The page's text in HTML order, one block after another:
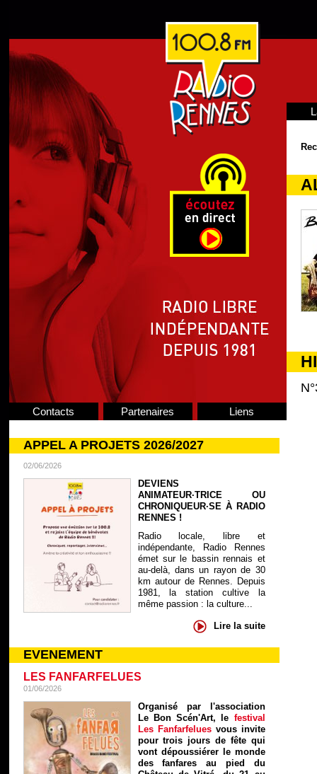
Contacts Partenaires Liens
APPEL A PROJETS 2026/2027
02/06/2026
DEVIENS
ANIMATEUR·TRICE OU
CHRONIQUEUR·SE À RADIO
RENNES !
Radio locale, libre et
indépendante, Radio Rennes
émet sur le bassin rennais et
au-delà, dans un rayon de 30
km autour de Rennes. Depuis
1981, la station cultive la
même passion : la culture...
Lire la suite
EVENEMENT
LES FANFARFELUES
01/06/2026
Organisé par l'association
Le Bon Scén'Art, le festival
Les Fanfarfelues vous invite
pour trois jours de fête qui
vont dépoussiérer le monde
des fanfares au pied du